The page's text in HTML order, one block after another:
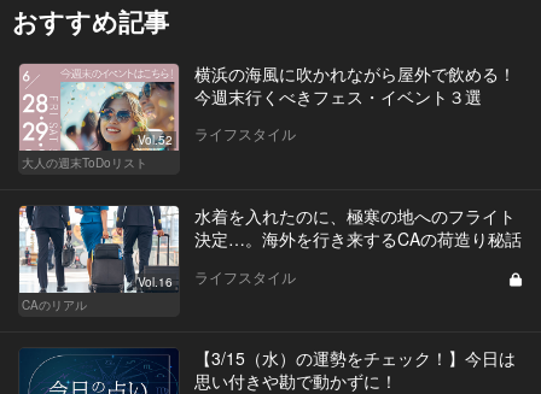
おすすめ記事
Vol.52
大人の週末ToDoリスト
横浜の海風に吹かれながら屋外で飲める！
今週末行くべきフェス・イベント３選
ライフスタイル
Vol.16
CAのリアル
水着を入れたのに、極寒の地へのフライト
決定…。海外を行き来するCAの荷造り秘話
ライフスタイル
【3/15（水）の運勢をチェック！】今日は
思い付きや勘で動かずに！